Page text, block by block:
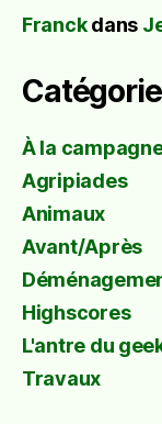
Franckdans
À la
Agripiades
Animaux
Avant/Après
Highscores
L'antre du
Travaux